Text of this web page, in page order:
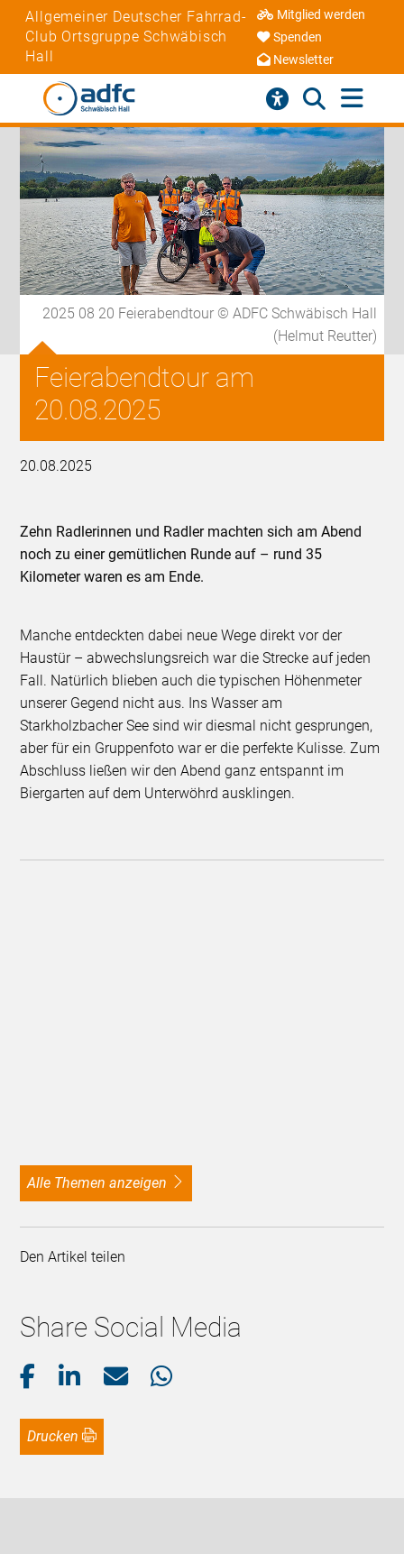
Allgemeiner Deutscher Fahrrad-
Club Ortsgruppe Schwäbisch
Hall
Mitglied werden
Spenden
Newsletter
2025 08 20 Feierabendtour © ADFC Schwäbisch Hall
(Helmut Reutter)
Feierabendtour am
20.08.2025
20.08.2025
Zehn Radlerinnen und Radler machten sich am Abend
noch zu einer gemütlichen Runde auf – rund 35
Kilometer waren es am Ende.
Manche entdeckten dabei neue Wege direkt vor der
Haustür – abwechslungsreich war die Strecke auf jeden
Fall. Natürlich blieben auch die typischen Höhenmeter
unserer Gegend nicht aus. Ins Wasser am
Starkholzbacher See sind wir diesmal nicht gesprungen,
aber für ein Gruppenfoto war er die perfekte Kulisse. Zum
Abschluss ließen wir den Abend ganz entspannt im
Biergarten auf dem Unterwöhrd ausklingen.
alle Themen anzeigen
Den Artikel teilen
Share Social Media
Drucken